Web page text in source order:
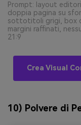
Prompt: layout
doppia pagina su
sottotitoli grigi, box
margini raffinati,
21:9
Crea Visual
10) Polvere di